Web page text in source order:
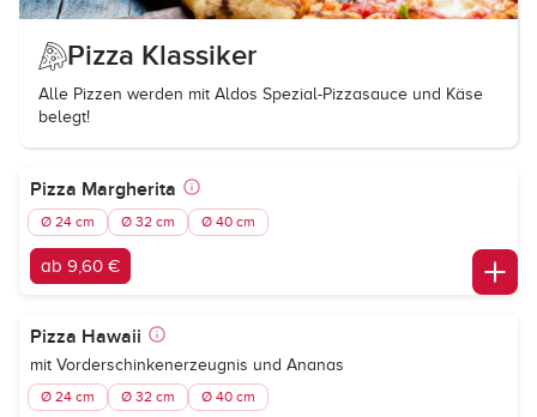
Pizza Klassiker
Alle Pizzen werden mit Aldos Spezial-Pizzasauce und Käse
belegt!
Pizza Margherita
Ø 24 cm Ø 32 cm Ø 40 cm
ab 9,60 €
Pizza Hawaii
mit Vorderschinkenerzeugnis und Ananas
Ø 24 cm Ø 32 cm Ø 40 cm